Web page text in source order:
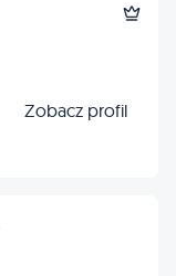
Zobacz profil